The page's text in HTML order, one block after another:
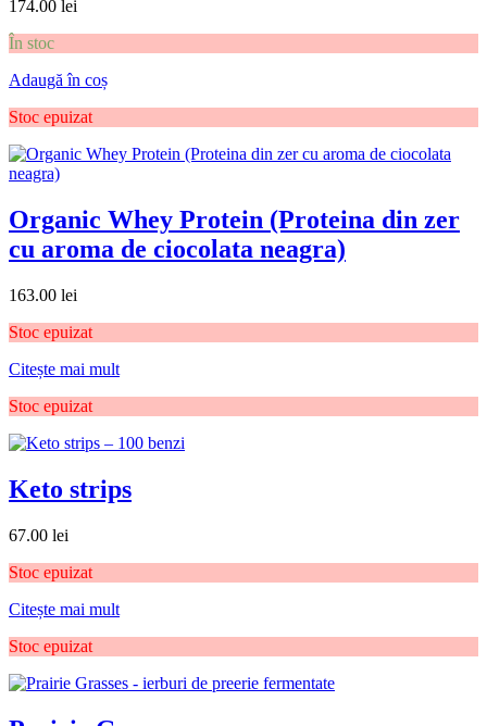
174.00 lei
În stoc
Adaugă în coș
Stoc epuizat
Organic Whey Protein (Proteina din zer
cu aroma de ciocolata neagra)
163.00 lei
Stoc epuizat
Citește mai mult
Stoc epuizat
Keto strips
67.00 lei
Stoc epuizat
Citește mai mult
Stoc epuizat